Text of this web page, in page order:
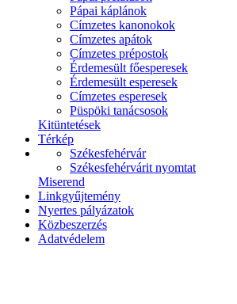
Pápai káplánok
Címzetes kanonokok
Címzetes apátok
Címzetes prépostok
Érdemesült főesperesek
Érdemesült esperesek
Címzetes esperesek
Püspöki tanácsosok
Kitüntetések
Térkép
Székesfehérvár
Székesfehérvárit nyomtat
Miserend
Linkgyűjtemény
Nyertes pályázatok
Közbeszerzés
Adatvédelem